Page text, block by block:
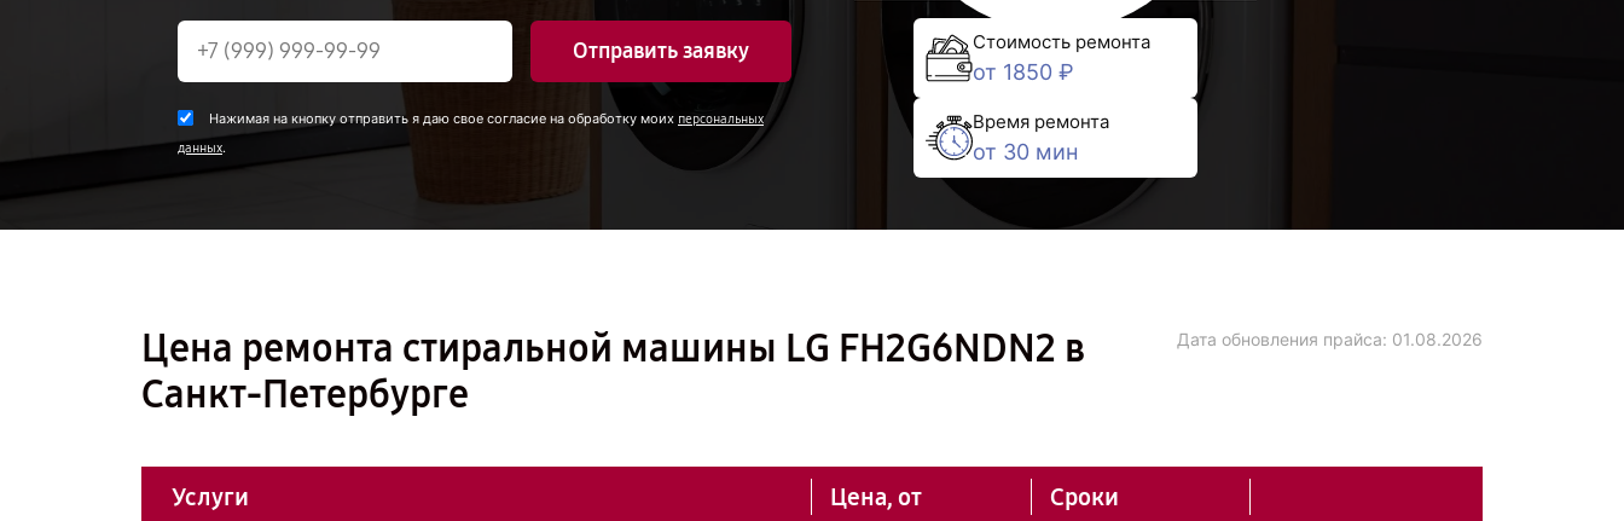
Отправить заявку
Нажимая на кнопку отправить я даю свое согласие на обработку моих персональных
данных.
Стоимость ремонта
от 1850 ₽
Время ремонта
от 30 мин
Цена ремонта стиральной машины LG FH2G6NDN2 в
Санкт-Петербурге
Дата обновления прайса: 01.08.2026
Услуги Цена, от Сроки